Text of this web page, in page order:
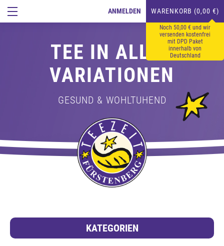
ANMELDEN WARENKORB (0,00 €)
Noch 50,00 € und wir
versenden kostenfrei
mit DPD Paket
innerhalb von
Deutschland
TEE IN ALLEN
VARIATIONEN
GESUND & WOHLTUHEND
KATEGORIEN